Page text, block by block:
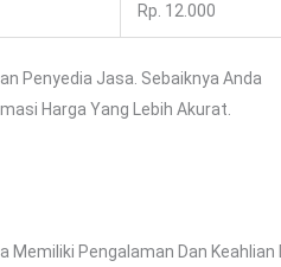
Rp. 12.000
Penyedia Jasa. Sebaiknya Anda
Harga Yang Lebih Akurat.
Memiliki Pengalaman Dan Keahlian